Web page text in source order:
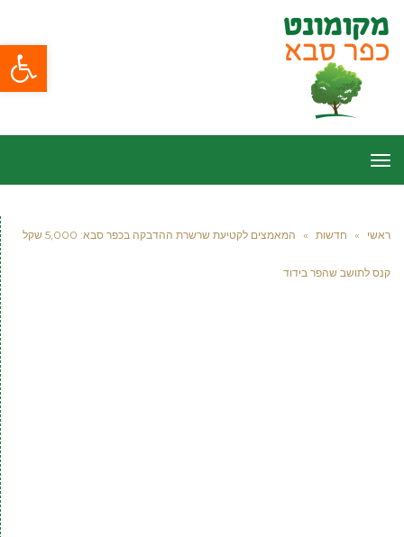
פתח
תפריט
ראשי » חדשות » המאמצים לקטיעת שרשרת ההדבקה בכפר סבא: 5,000 שקל
קנס לתושב שהפר בידוד